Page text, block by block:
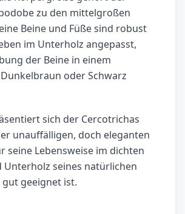
zu den mittelgroßen
Beine und Füße sind robust
im Unterholz angepasst,
der Beine in einem
oder Schwarz
sich der Cercotrichas
unauffälligen, doch eleganten
seine Lebensweise im dichten
Unterholz seines natürlichen
geeignet ist.